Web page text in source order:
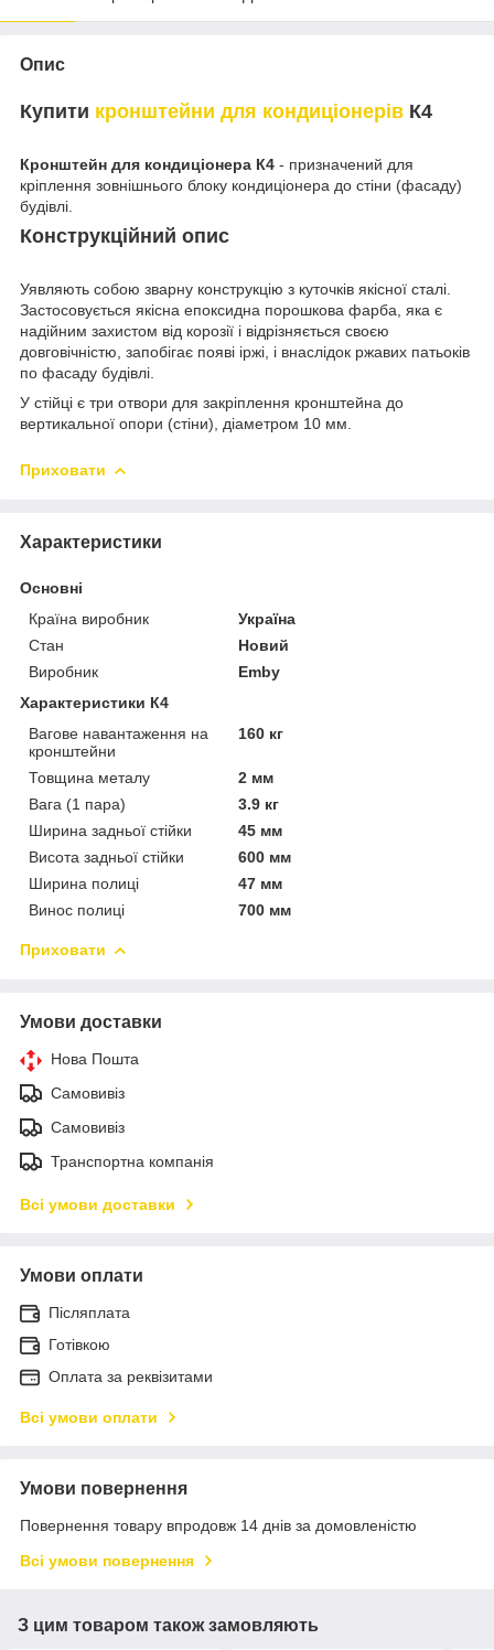
Опис
Купити кронштейни для кондиціонерів К4
Кронштейн для кондиціонера К4 - призначений для
кріплення зовнішнього блоку кондиціонера до стіни (фасаду)
будівлі.
Конструкційний опис
Уявляють собою зварну конструкцію з куточків якісної сталі.
Застосовується якісна епоксидна порошкова фарба, яка є
надійним захистом від корозії і відрізняється своєю
довговічністю, запобігає появі іржі, і внаслідок ржавих патьоків
по фасаду будівлі.
У стійці є три отвори для закріплення кронштейна до
вертикальної опори (стіни), діаметром 10 мм.
Приховати
Характеристики
Основні
Країна виробник
Україна
Стан
Новий
Виробник
Emby
Характеристики К4
Вагове навантаження на
кронштейни
160 кг
Товщина металу
2 мм
Вага (1 пара)
3.9 кг
Ширина задньої стійки
45 мм
Висота задньої стійки
600 мм
Ширина полиці
47 мм
Винос полиці
700 мм
Приховати
Умови доставки
Нова Пошта
Самовивіз
Самовивіз
Транспортна компанія
Всі умови доставки
Умови оплати
Післяплата
Готівкою
Оплата за реквізитами
Всі умови оплати
Умови повернення
Повернення товару впродовж 14 днів за домовленістю
Всі умови повернення
З цим товаром також замовляють